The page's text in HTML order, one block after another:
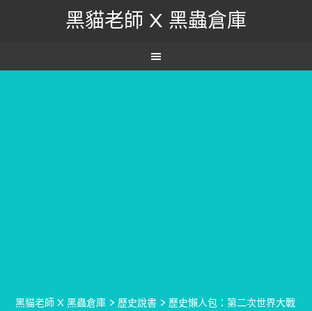
黑貓老師 X 黑蟲倉庫
黑貓老師 X 黑蟲倉庫 > 歷史說書 > 歷史懶人包：第二次世界大戰